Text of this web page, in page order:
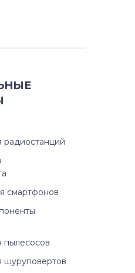
радиостанций
смартфонов
пылесосов
шуруповертов